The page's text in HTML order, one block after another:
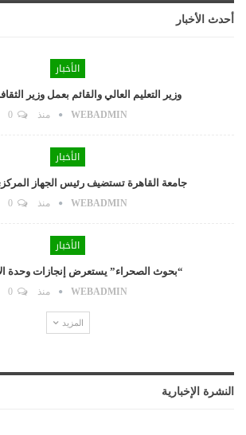
أحدث الأخبار
الأخبار
وزير التعليم العالي والقائم بعمل وزير
WEBADMIN منذ
الأخبار
جامعة القاهرة تستضيف رئيس الجهاز
WEBADMIN منذ
الأخبار
“بحوث الصحراء” يستعرض إنجازات وحدة
WEBADMIN منذ
المزيد
النشرة الإخبارية